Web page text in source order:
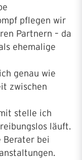
pflegen wir
Partnern – da
ehemalige
genau wie
zwischen
stelle ich
läuft.
Berater bei